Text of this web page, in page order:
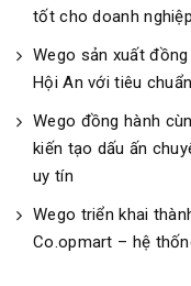
tốt cho doanh nghiệp
Wego sản xuất
Hội An với tiêu
Wego đồng hành
kiến tạo dấu ấn
uy tín
Wego triển khai
Co.opmart – hệ